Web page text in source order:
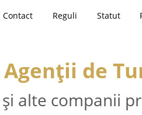
Contact Reguli Statut
de
și alte companii